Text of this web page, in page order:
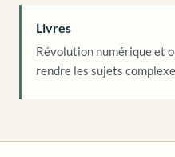
Livres
Révolution numérique et
rendre les sujets